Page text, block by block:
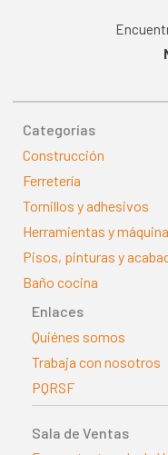
Categorías
Construcción
Ferretería
Tornillos y adhesivos
Herramientas y
Pisos, pinturas y
Baño cocina
Enlaces
Quiénes somos
Trabaja con nosotros
PQRSF
Sala de Ventas